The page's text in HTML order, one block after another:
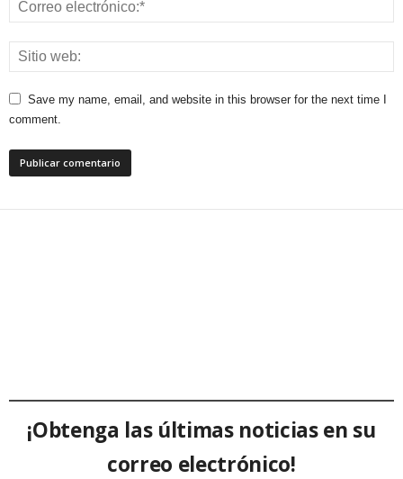
Save my name, email, and website in this browser for the next time I
comment.
¡Obtenga las últimas noticias en su
correo electrónico!